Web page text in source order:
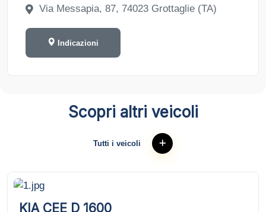
Via Messapia, 87, 74023 Grottaglie (TA)
Indicazioni
Scopri altri veicoli
Tutti i veicoli
KIA CEE D 1600